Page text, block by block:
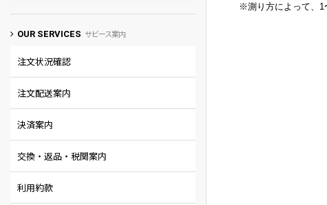
OUR SERVICES サビース案内
注文状況確認
注文配送案内
決済案内
交換・返品・税関案内
利用約款
※測り方によって、1